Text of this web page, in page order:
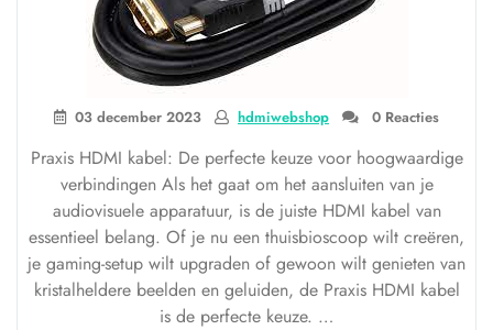
03 december 2023 hdmiwebshop 0 Reacties
Praxis HDMI kabel: De perfecte keuze voor hoogwaardige
verbindingen Als het gaat om het aansluiten van je
audiovisuele apparatuur, is de juiste HDMI kabel van
essentieel belang. Of je nu een thuisbioscoop wilt creëren,
je gaming-setup wilt upgraden of gewoon wilt genieten van
kristalheldere beelden en geluiden, de Praxis HDMI kabel
is de perfecte keuze. …